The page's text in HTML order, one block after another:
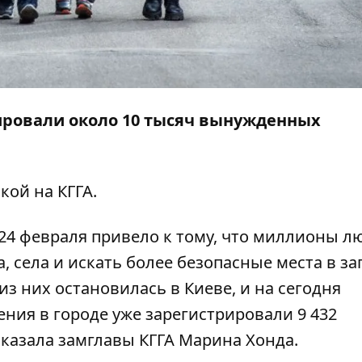
около 10 тысяч вынужденных
на КГГА.
февраля привело к тому, что миллионы
и искать более безопасные места в
них остановилась в Киеве, и на сегодня
в городе уже зарегистрировали 9 432
замглавы КГГА Марина Хонда.